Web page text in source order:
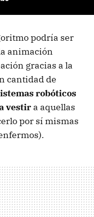
podría ser
animación
gracias a la
cantidad de
robóticos
vestir a aquellas
por sí mismas